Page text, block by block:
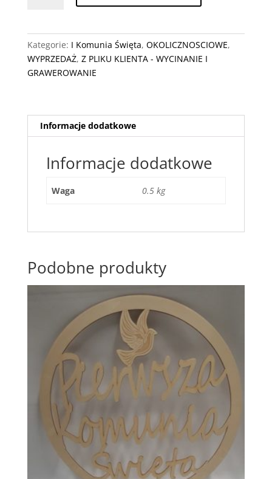
serce
Kategorie: I Komunia Święta, OKOLICZNOSCIOWE,
WYPRZEDAŻ, Z PLIKU KLIENTA - WYCINANIE I
GRAWEROWANIE
Informacje dodatkowe
Informacje dodatkowe
Waga 0.5 kg
Podobne produkty